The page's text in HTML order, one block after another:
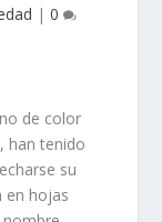
| 0
de color
han tenido
su
en hojas